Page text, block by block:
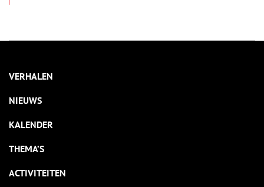
VERHALEN
NIEUWS
KALENDER
THEMA’S
ACTIVITEITEN